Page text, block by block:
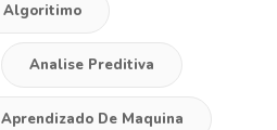
Algoritimo
Analise Preditiva
Aprendizado De Maquina